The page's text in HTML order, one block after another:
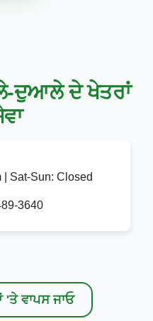
ਦੁਆਲੇ ਦੇ ਖੇਤਰਾਂ
| Sat-Sun: Closed
3640
'ਤੇ ਵਾਪਸ ਜਾਓ